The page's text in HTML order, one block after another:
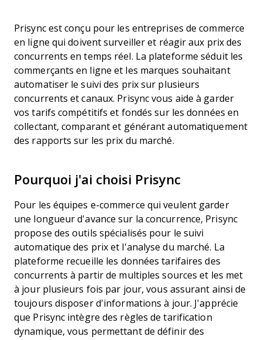
Prisync est conçu pour les entreprises de commerce
en ligne qui doivent surveiller et réagir aux prix des
concurrents en temps réel. La plateforme séduit les
commerçants en ligne et les marques souhaitant
automatiser le suivi des prix sur plusieurs
concurrents et canaux. Prisync vous aide à garder
vos tarifs compétitifs et fondés sur les données en
collectant, comparant et générant automatiquement
des rapports sur les prix du marché.
Pourquoi j'ai choisi Prisync
Pour les équipes e-commerce qui veulent garder
une longueur d'avance sur la concurrence, Prisync
propose des outils spécialisés pour le suivi
automatique des prix et l'analyse du marché. La
plateforme recueille les données tarifaires des
concurrents à partir de multiples sources et les met
à jour plusieurs fois par jour, vous assurant ainsi de
toujours disposer d'informations à jour. J'apprécie
que Prisync intègre des règles de tarification
dynamique, vous permettant de définir des